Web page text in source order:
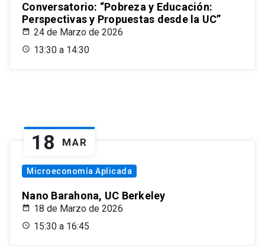
Conversatorio: “Pobreza y Educación:
Perspectivas y Propuestas desde la UC”
24 de Marzo de 2026
13:30 a 14:30
18 MAR
Microeconomía Aplicada
Nano Barahona, UC Berkeley
18 de Marzo de 2026
15:30 a 16:45